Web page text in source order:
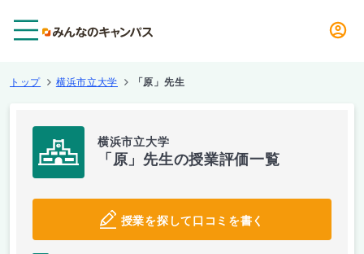
トップ 横浜市立大学 「原」先生
横浜市立大学
「原」先生の授業評価一覧
授業を探して口コミを書く